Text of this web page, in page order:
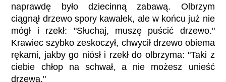
naprawdę było dziecinną zabawą. Olbrzym
ciągnął drzewo spory kawałek, ale w końcu już nie
mógł i rzekł: "Słuchaj, muszę puścić drzewo."
Krawiec szybko zeskoczył, chwycił drzewo obiema
rękami, jakby go niósł i rzekł do olbrzyma: "Taki z
ciebie chłop na schwał, a nie możesz unieść
drzewa."